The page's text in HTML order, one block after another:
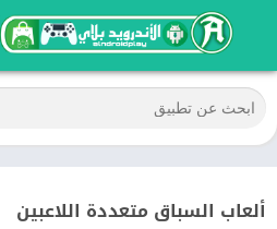
ألعاب السباق متعددة اللاعبين